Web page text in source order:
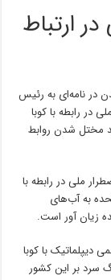
ارتباط
در نامه‌ای به رئیس
در رابطه با کوبا
مختل شدن روابط
ملی در رابطه با
به آب‌های
زیان آور است.
روابط رسمی دیپلماتیک با کوبا
سرد بر این کشور